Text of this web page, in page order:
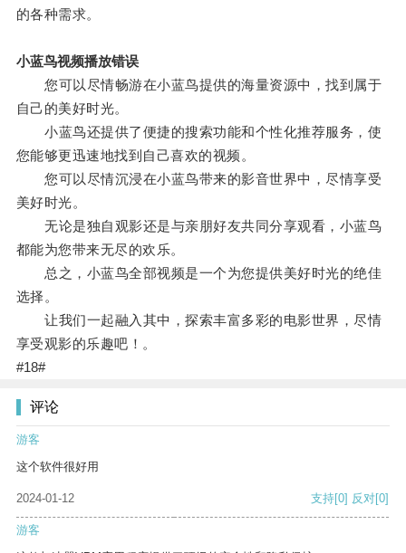
的各种需求。
小蓝鸟视频播放错误
您可以尽情畅游在小蓝鸟提供的海量资源中，找到属于
自己的美好时光。
小蓝鸟还提供了便捷的搜索功能和个性化推荐服务，使
您能够更迅速地找到自己喜欢的视频。
您可以尽情沉浸在小蓝鸟带来的影音世界中，尽情享受
美好时光。
无论是独自观影还是与亲朋好友共同分享观看，小蓝鸟
都能为您带来无尽的欢乐。
总之，小蓝鸟全部视频是一个为您提供美好时光的绝佳
选择。
让我们一起融入其中，探索丰富多彩的电影世界，尽情
享受观影的乐趣吧！。
#18#
评论
游客
这个软件很好用
2024-01-12 支持[0] 反对[0]
游客